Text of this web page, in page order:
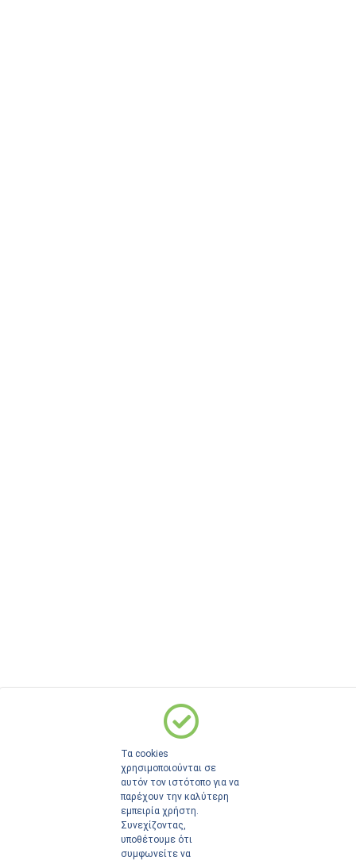
Τα cookies
χρησιμοποιούνται σε
αυτόν τον ιστότοπο για να
παρέχουν την καλύτερη
εμπειρία χρήστη.
Συνεχίζοντας,
υποθέτουμε ότι
συμφωνείτε να